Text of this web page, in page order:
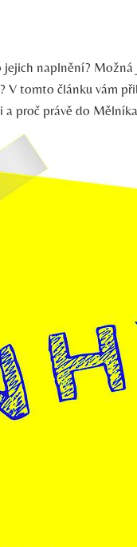
naplnění? Možná
V tomto článku vám
a proč právě do